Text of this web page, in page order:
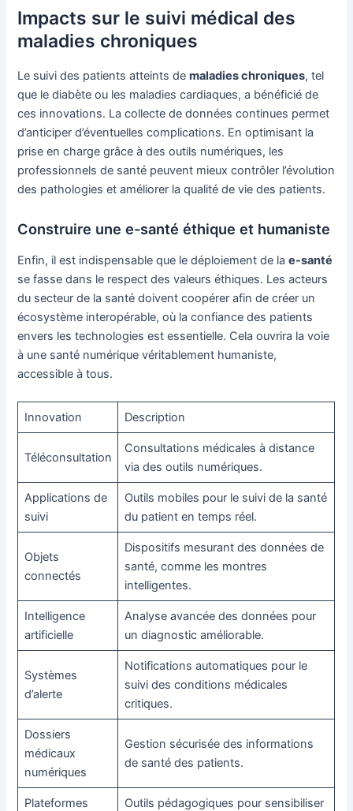
Impacts sur le suivi médical des
maladies chroniques
Le suivi des patients atteints demaladies chroniques, tel
que le diabète ou les maladies cardiaques, a bénéficié de
ces innovations. La collecte de données continues permet
d’anticiper d’éventuelles complications. En optimisant la
prise en charge grâce à des outils numériques, les
professionnels de santé peuvent mieux contrôler l’évolution
des pathologies et améliorer la qualité de vie des patients.
Construire une e-santé éthique et humaniste
Enfin, il est indispensable que le déploiement de lae-santé
se fasse dans le respect des valeurs éthiques. Les acteurs
du secteur de la santé doivent coopérer afin de créer un
écosystème interopérable, où la confiance des patients
envers les technologies est essentielle. Cela ouvrira la voie
à une santé numérique véritablement humaniste,
accessible à tous.
Innovation Description
Téléconsultation
Consultations médicales à distance
via des outils numériques.
Applications de
suivi
Outils mobiles pour le suivi de la santé
du patient en temps réel.
Objets
connectés
Dispositifs mesurant des données de
santé, comme les montres
intelligentes.
Intelligence
artificielle
Analyse avancée des données pour
un diagnostic améliorable.
Systèmes
d’alerte
Notifications automatiques pour le
suivi des conditions médicales
critiques.
Dossiers
médicaux
numériques
Gestion sécurisée des informations
de santé des patients.
Plateformes Outils pédagogiques pour sensibiliser